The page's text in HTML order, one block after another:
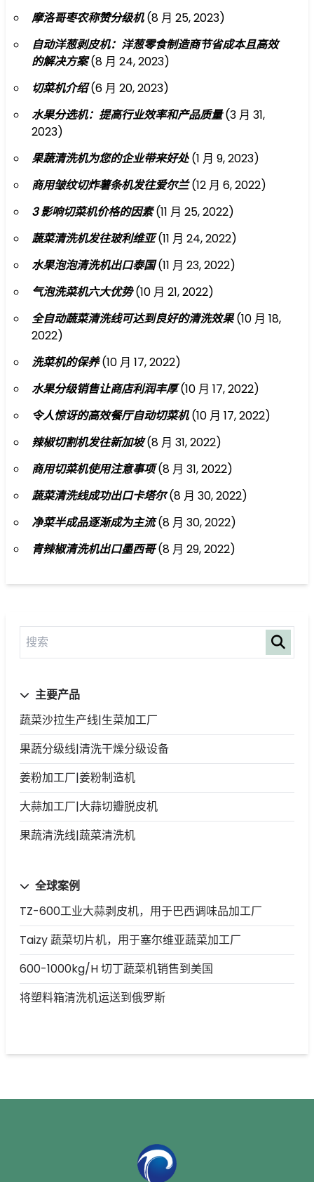
主要产品
蔬菜沙拉生产线|生菜加工厂
果蔬分级线|清洗干燥分级设备
姜粉加工厂|姜粉制造机
大蒜加工厂|大蒜切瓣脱皮机
果蔬清洗线|蔬菜清洗机
全球案例
TZ-600工业大蒜剥皮机，用于巴西调味品加工厂
Taizy 蔬菜切片机，用于塞尔维亚蔬菜加工厂
600-1000kg/h 切丁蔬菜机销售到美国
将塑料箱清洗机运送到俄罗斯
摩洛哥枣农称赞分级机 (8 月 25, 2023)
自动洋葱剥皮机：洋葱零食制造商节省成本且高效
的解决方案 (8 月 24, 2023)
切菜机介绍 (6 月 20, 2023)
水果分选机：提高行业效率和产品质量 (3 月 31,
2023)
果蔬清洗机为您的企业带来好处 (1 月 9, 2023)
商用皱纹切炸薯条机发往爱尔兰 (12 月 6, 2022)
3 影响切菜机价格的因素 (11 月 25, 2022)
蔬菜清洗机发往玻利维亚 (11 月 24, 2022)
水果泡泡清洗机出口泰国 (11 月 23, 2022)
气泡洗菜机六大优势 (10 月 21, 2022)
全自动蔬菜清洗线可达到良好的清洗效果 (10 月 18,
2022)
洗菜机的保养 (10 月 17, 2022)
水果分级销售让商店利润丰厚 (10 月 17, 2022)
令人惊讶的高效餐厅自动切菜机 (10 月 17, 2022)
辣椒切割机发往新加坡 (8 月 31, 2022)
商用切菜机使用注意事项 (8 月 31, 2022)
蔬菜清洗线成功出口卡塔尔 (8 月 30, 2022)
净菜半成品逐渐成为主流 (8 月 30, 2022)
青辣椒清洗机出口墨西哥 (8 月 29, 2022)